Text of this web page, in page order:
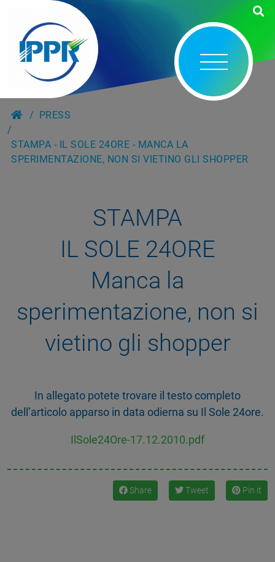
PRESS
STAMPA - IL SOLE 24ORE - MANCA LA
SPERIMENTAZIONE, NON SI VIETINO GLI SHOPPER
STAMPA
IL SOLE 24ORE
Manca la
sperimentazione, non si
vietino gli shopper
In allegato potete trovare il testo completo
dell’articolo apparso in data odierna su Il Sole 24ore.
IlSole24Ore-17.12.2010.pdf
Share Tweet Pin it